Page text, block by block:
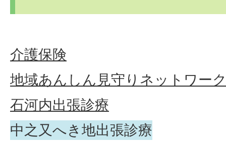
介護保険
地域あんしん見守りネットワー
石河内出張診療
中之又へき地出張診療